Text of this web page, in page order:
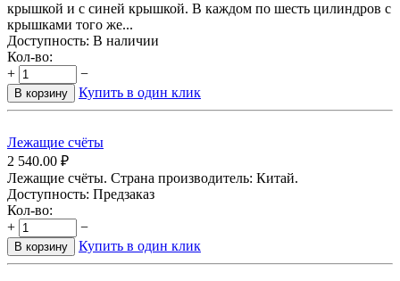
крышкой и с синей крышкой. В каждом по шесть цилиндров с
крышками того же...
Доступность: В наличии
Кол-во:
+
−
В корзину Купить в один клик
Лежащие счёты
2 540.00 ₽
Лежащие счёты. Страна производитель: Китай.
Доступность: Предзаказ
Кол-во:
+
−
В корзину Купить в один клик